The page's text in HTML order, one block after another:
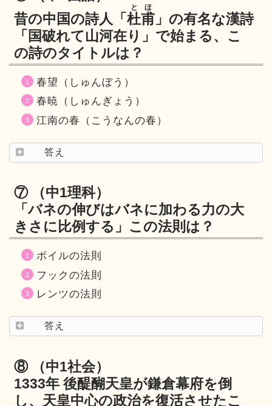
昔の中国の詩人「杜甫
とほ
」の有名な漢詩
「国破れて山河在り」で始まる、こ
の詩のタイトルは？
春望（しゅんぼう）
春暁（しゅんぎょう）
江南の春（こうなんの春）
答え
⑦ （中1理科）
「バネの伸びはバネに加わる力の大
きさに比例する」この法則は？
ボイルの法則
フックの法則
レンツの法則
答え
⑧ （中1社会）
1333年 後醍醐天皇が鎌倉幕府を倒
し、天皇中心の政治を復活させたこ